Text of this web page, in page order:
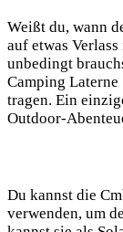
Weißt du, wann
auf etwas
unbedingt
Camping
tragen. Ein
Outdoor-
Du kannst die
verwenden, um⁣